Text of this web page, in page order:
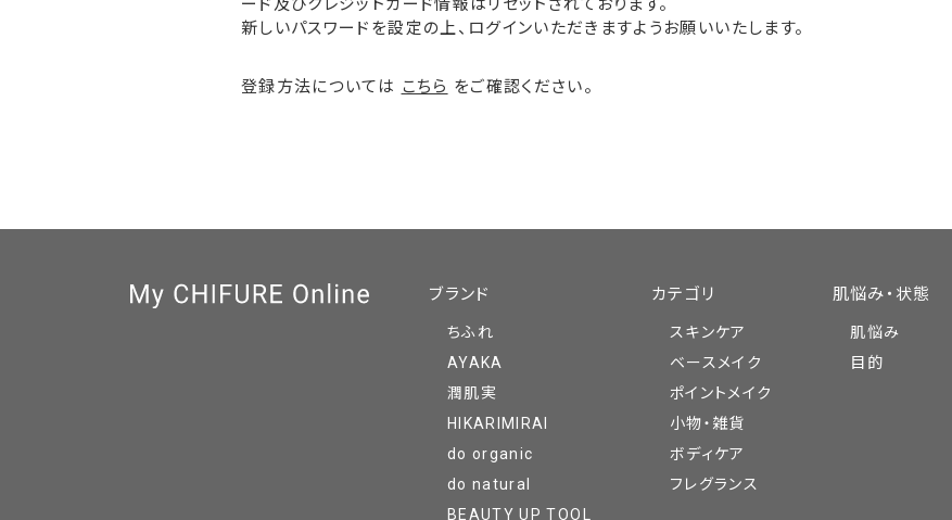
ード及びクレジットカード情報はリセットされております。
新しいパスワードを設定の上、ログインいただきますようお願いいたします。
登録方法については こちら をご確認ください。
ブランド
ちふれ
AYAKA
潤肌実
HIKARIMIRAI
do organic
do natural
BEAUTY UP TOOL
カテゴリ
スキンケア
ベースメイク
ポイントメイク
小物・雑貨
ボディケア
フレグランス
肌悩み・状態
肌悩み
目的